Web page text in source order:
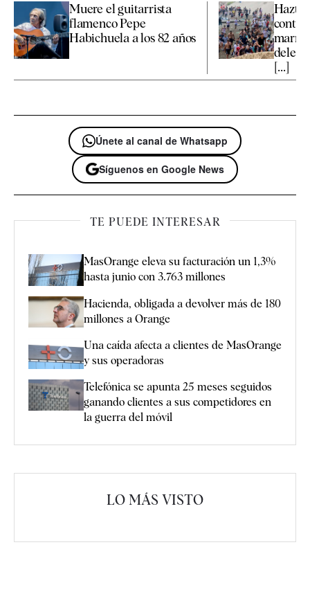
Muere el guitarrista
flamenco Pepe
Habichuela a los 82 años
Hazte
contra
[...]
Únete al canal de Whatsapp
Síguenos en Google News
TE PUEDE INTERESAR
MasOrange eleva su facturación un 1,3%
hasta junio con 3.763 millones
Hacienda, obligada a devolver más de 180
millones a Orange
Una caída afecta a clientes de MasOrange
y sus operadoras
Telefónica se apunta 25 meses seguidos
ganando clientes a sus competidores en
la guerra del móvil
LO MÁS VISTO